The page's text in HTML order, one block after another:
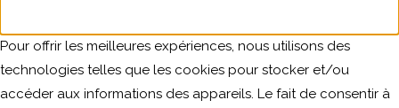
Pour offrir les meilleures expériences, nous utilisons des
technologies telles que les cookies pour stocker et/ou
accéder aux informations des appareils. Le fait de consentir à